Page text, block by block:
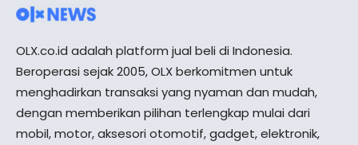
OLX.co.id adalah platform jual beli di Indonesia.
Beroperasi sejak 2005, OLX berkomitmen untuk
menghadirkan transaksi yang nyaman dan mudah,
dengan memberikan pilihan terlengkap mulai dari
mobil, motor, aksesori otomotif, gadget, elektronik,